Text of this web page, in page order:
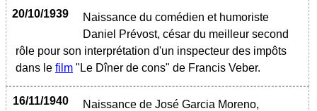
20/10/1939
Naissance du comédien et humoriste
Daniel Prévost, césar du meilleur second
rôle pour son interprétation d'un inspecteur des impôts
dans le film "Le Dîner de cons" de Francis Veber.
16/11/1940
Naissance de José Garcia Moreno,